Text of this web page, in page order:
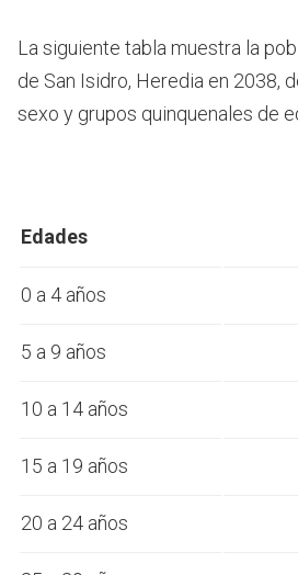
La siguiente tabla muestra la
de San Isidro, Heredia en 2038,
sexo y grupos quinquenales de
Edades
0 a 4 años
5 a 9 años
10 a 14 años
15 a 19 años
20 a 24 años